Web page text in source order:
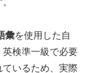
彙を使用した自
検準一級で必要
いるため、実際